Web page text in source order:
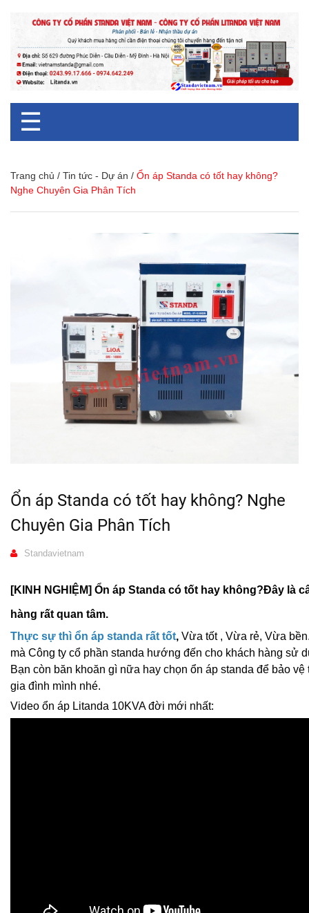
☰
Trang chủ / Tin tức - Dự án / Ổn áp Standa có tốt hay không?
Nghe Chuyên Gia Phân Tích
Ổn áp Standa có tốt hay không? Nghe
Chuyên Gia Phân Tích
Standavietnam
[KINH NGHIỆM] Ổn áp Standa có tốt hay không?Đây là
hàng rất quan tâm.
Thực sự thì ổn áp standa rất tốt, Vừa tốt , Vừa rẻ, Vừa
mà Công ty cổ phần standa hướng đến cho khách hàng sử
Bạn còn băn khoăn gì nữa hay chọn ổn áp standa để bảo vệ
gia đình mình nhé.
Video ổn áp Litanda 10KVA đời mới nhất: